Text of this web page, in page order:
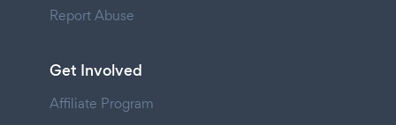
Report Abuse
Get Involved
Affiliate Program